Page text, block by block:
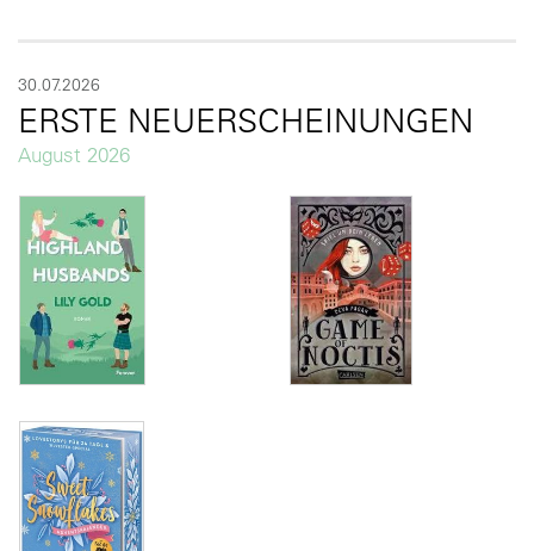
30.07.2026
ERSTE NEUERSCHEINUNGEN
August 2026